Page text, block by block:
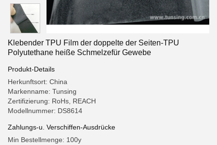
Klebender TPU Film der doppelte der Seiten-TPU
Polyutethane heiße Schmelzefür Gewebe
Produkt-Details
Herkunftsort: China
Markenname: Tunsing
Zertifizierung: RoHs, REACH
Modellnummer: DS8614
Zahlungs-u. Verschiffen-Ausdrücke
Min Bestellmenge: 100y